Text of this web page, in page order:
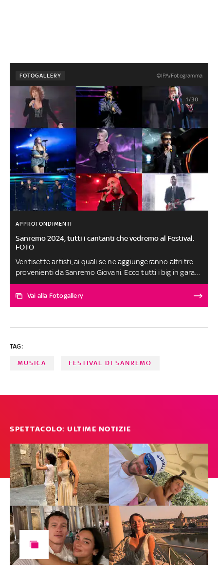
FOTOGALLERY ©IPA/Fotogramma
1/30
APPROFONDIMENTI
Sanremo 2024, tutti i cantanti che vedremo al Festival.
FOTO
Ventisette artisti, ai quali se ne aggiungeranno altri tre
provenienti da Sanremo Giovani. Ecco tutti i big in gara
sul palco del Festival di Sanremo 2024, in programma dal
6 al 10 febbraio
Vai alla Fotogallery
TAG:
MUSICA FESTIVAL DI SANREMO
SPETTACOLO: ULTIME NOTIZIE